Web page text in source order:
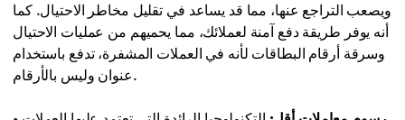
ويصعب التراجع عنها، مما قد يساعد في تقليل مخاطر الاحتيال. كما
أنه يوفر طريقة دفع آمنة لعملائك، مما يحميهم من عمليات الاحتيال
وسرقة أرقام البطاقات لأنه في العملات المشفرة، تدفع باستخدام
عنوان وليس بالأرقام.